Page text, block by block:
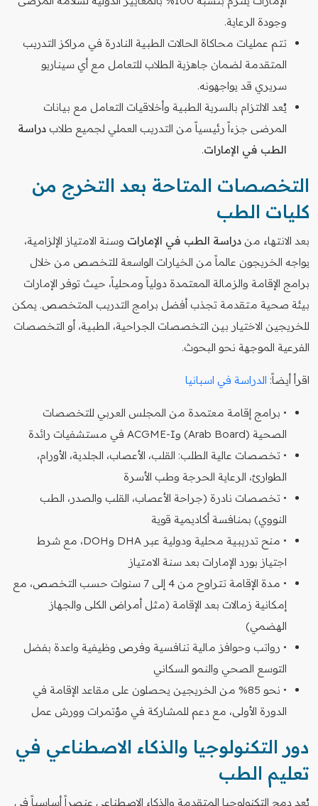
وجودة الرعاية.
تتم عمليات محاكاة الحالات الطبية النادرة في مراكز التدريب
المتقدمة لضمان جاهزية الطلاب للتعامل مع أي سيناريو
سريري قد يواجهونه.
يُعد الالتزام بالسرية الطبية وأخلاقيات التعامل مع بيانات
المرضى جزءاً رئيسياً من التدريب العملي لجميع طلاب دراسة
الطب في الإمارات.
التخصصات المتاحة بعد التخرج من
كليات الطب
بعد الانتهاء من دراسة الطب في الإمارات وسنة الامتياز الإلزامية،
يواجه الخريجون عالماً من الخيارات الواسعة للتخصص من خلال
برامج الإقامة والزمالة المعتمدة دولياً ومحلياً، حيث توفر الإمارات
بيئة صحية متقدمة تجذب أفضل برامج التدريب المتخصص. يمكن
للخريجين الاختيار بين التخصصات الجراحية، الطبية، أو التخصصات
الفرعية الموجهة نحو البحوث.
اقرأ أيضاً: الدراسة في اسبانيا
• برامج إقامة معتمدة من المجلس العربي للتخصصات
الصحية (Arab Board) وACGME-I في مستشفيات رائدة
• تخصصات عالية الطلب: القلب، الأعصاب، الجلدية، الأورام،
الطوارئ، الرعاية الحرجة وطب الأسرة
• تخصصات نادرة (جراحة الأعصاب، القلب والصدر، الطب
النووي) بمنافسة أكاديمية قوية
• منح تدريبية محلية ودولية عبر DHA وDOH، مع شرط
اجتياز بورد الإمارات بعد سنة الامتياز
• مدة الإقامة تتراوح من 4 إلى 7 سنوات حسب التخصص، مع
إمكانية زمالات بعد الإقامة (مثل أمراض الكلى والجهاز
الهضمي)
• رواتب وحوافز مالية تنافسية وفرص وظيفية واعدة بفضل
التوسع الصحي والنمو السكاني
• نحو 85% من الخريجين يحصلون على مقاعد الإقامة في
الدورة الأولى، مع دعم للمشاركة في مؤتمرات وورش عمل
دور التكنولوجيا والذكاء الاصطناعي في
تعليم الطب
يُعد دمج التكنولوجيا المتقدمة والذكاء الاصطناعي عنصراً أساسياً في